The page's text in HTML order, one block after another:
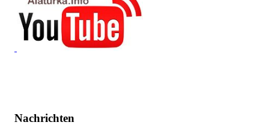
Nachrichten